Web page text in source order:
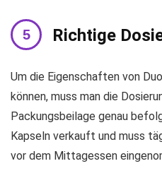
Richtige
Um die Eigenschaften von
können, muss man die
Packungsbeilage genau
Kapseln verkauft und muss
vor dem Mittagessen